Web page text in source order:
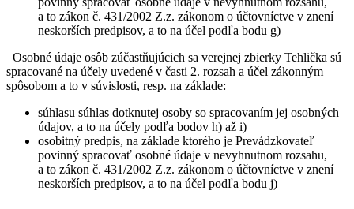
a to zákon č. 431/2002 Z.z. zákonom o účtovníctve v znení
neskorších predpisov, a to na účel podľa bodu g)
Osobné údaje osôb zúčastňujúcich sa verejnej zbierky Tehlička sú
spracované na účely uvedené v časti 2. rozsah a účel zákonným
spôsobom a to v súvislosti, resp. na základe:
súhlasu súhlas dotknutej osoby so spracovaním jej osobných
údajov, a to na účely podľa bodov h) až i)
osobitný predpis, na základe ktorého je Prevádzkovateľ
povinný spracovať osobné údaje v nevyhnutnom rozsahu,
a to zákon č. 431/2002 Z.z. zákonom o účtovníctve v znení
neskorších predpisov, a to na účel podľa bodu j)